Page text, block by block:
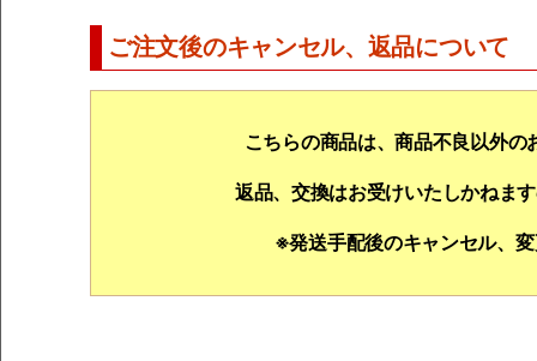
ご注文後のキャンセル、返品について
こちらの商品は、商品不良以外の
返品、交換はお受けいたしかねま
※発送手配後のキャンセル、